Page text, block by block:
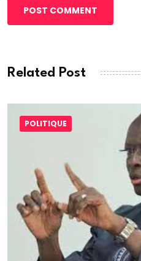
POST COMMENT
Related Post
POLITIQUE